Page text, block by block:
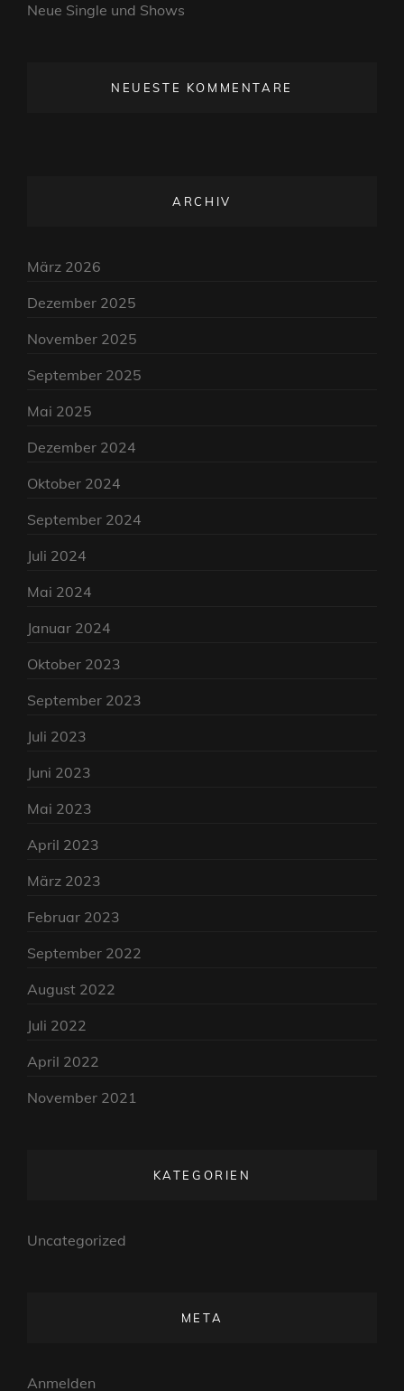
Neue Single und Shows
NEUESTE KOMMENTARE
ARCHIV
März 2026
Dezember 2025
November 2025
September 2025
Mai 2025
Dezember 2024
Oktober 2024
September 2024
Juli 2024
Mai 2024
Januar 2024
Oktober 2023
September 2023
Juli 2023
Juni 2023
Mai 2023
April 2023
März 2023
Februar 2023
September 2022
August 2022
Juli 2022
April 2022
November 2021
KATEGORIEN
Uncategorized
META
Anmelden